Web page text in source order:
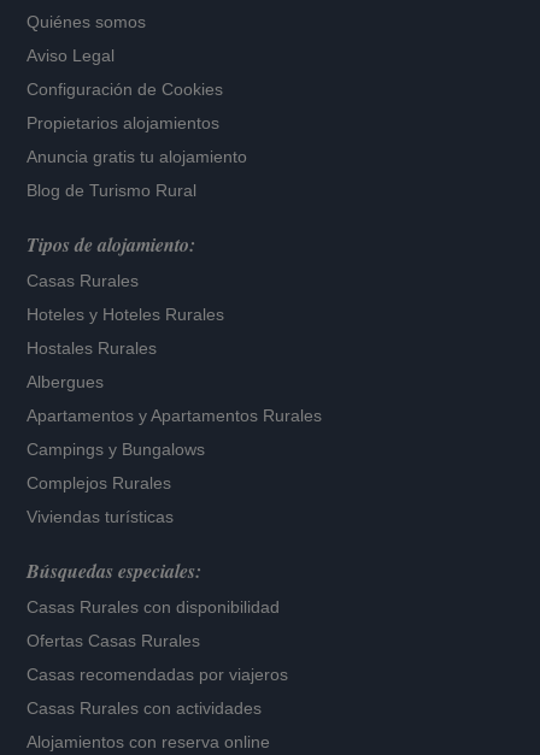
Quiénes somos
Aviso Legal
Configuración de Cookies
Propietarios alojamientos
Anuncia gratis tu alojamiento
Blog de Turismo Rural
Tipos de alojamiento:
Casas Rurales
Hoteles y Hoteles Rurales
Hostales Rurales
Albergues
Apartamentos yApartamentos Rurales
Campings y Bungalows
Complejos Rurales
Viviendas turísticas
Búsquedas especiales:
Casas Rurales con disponibilidad
Ofertas Casas Rurales
Casas recomendadas por viajeros
Casas Rurales con actividades
Alojamientos con reserva online